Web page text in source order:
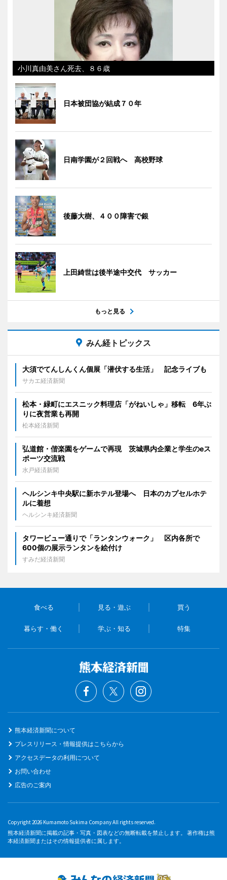
小川真由美さん死去、８６歳
日本被団協が結成７０年
日南学園が２回戦へ 高校野球
後藤大樹、４００障害で銀
上田綺世は後半途中交代 サッカー
もっと見る
みん経トピックス
大須でてんしんくん個展「潜伏する生活」 記念ライブも
サカエ経済新聞
松本・緑町にエスニック料理店「がねいしゃ」移転 6年ぶ
りに夜営業も再開
松本経済新聞
弘道館・偕楽園をゲームで再現 茨城県内企業と学生のeス
ポーツ交流戦
水戸経済新聞
ヘルシンキ中央駅に新ホテル登場へ 日本のカプセルホテ
ルに着想
ヘルシンキ経済新聞
タワービュー通りで「ランタンウォーク」 区内各所で
600個の展示ランタンを絵付け
すみだ経済新聞
食べる 見る・遊ぶ 買う
暮らす・働く 学ぶ・知る 特集
熊本経済新聞について
プレスリリース・情報提供はこちらから
アクセスデータの利用について
お問い合わせ
広告のご案内
Copyright 2026 Kumamoto Sukima Company All rights reserved.
熊本経済新聞に掲載の記事・写真・図表などの無断転載を禁止します。 著作権は熊
本経済新聞またはその情報提供者に属します。